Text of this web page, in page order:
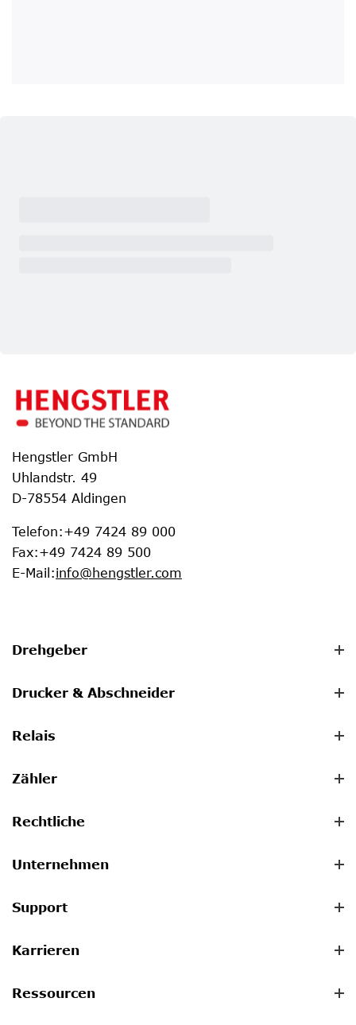
Hengstler GmbH
Uhlandstr. 49
D-78554 Aldingen
Telefon:+49 7424 89 000
Fax:+49 7424 89 500
E-Mail :info@hengstler.com
Drehgeber
Drucker & Abschneider
Relais
Zähler
Rechtliche
Unternehmen
Support
Karrieren
Ressourcen